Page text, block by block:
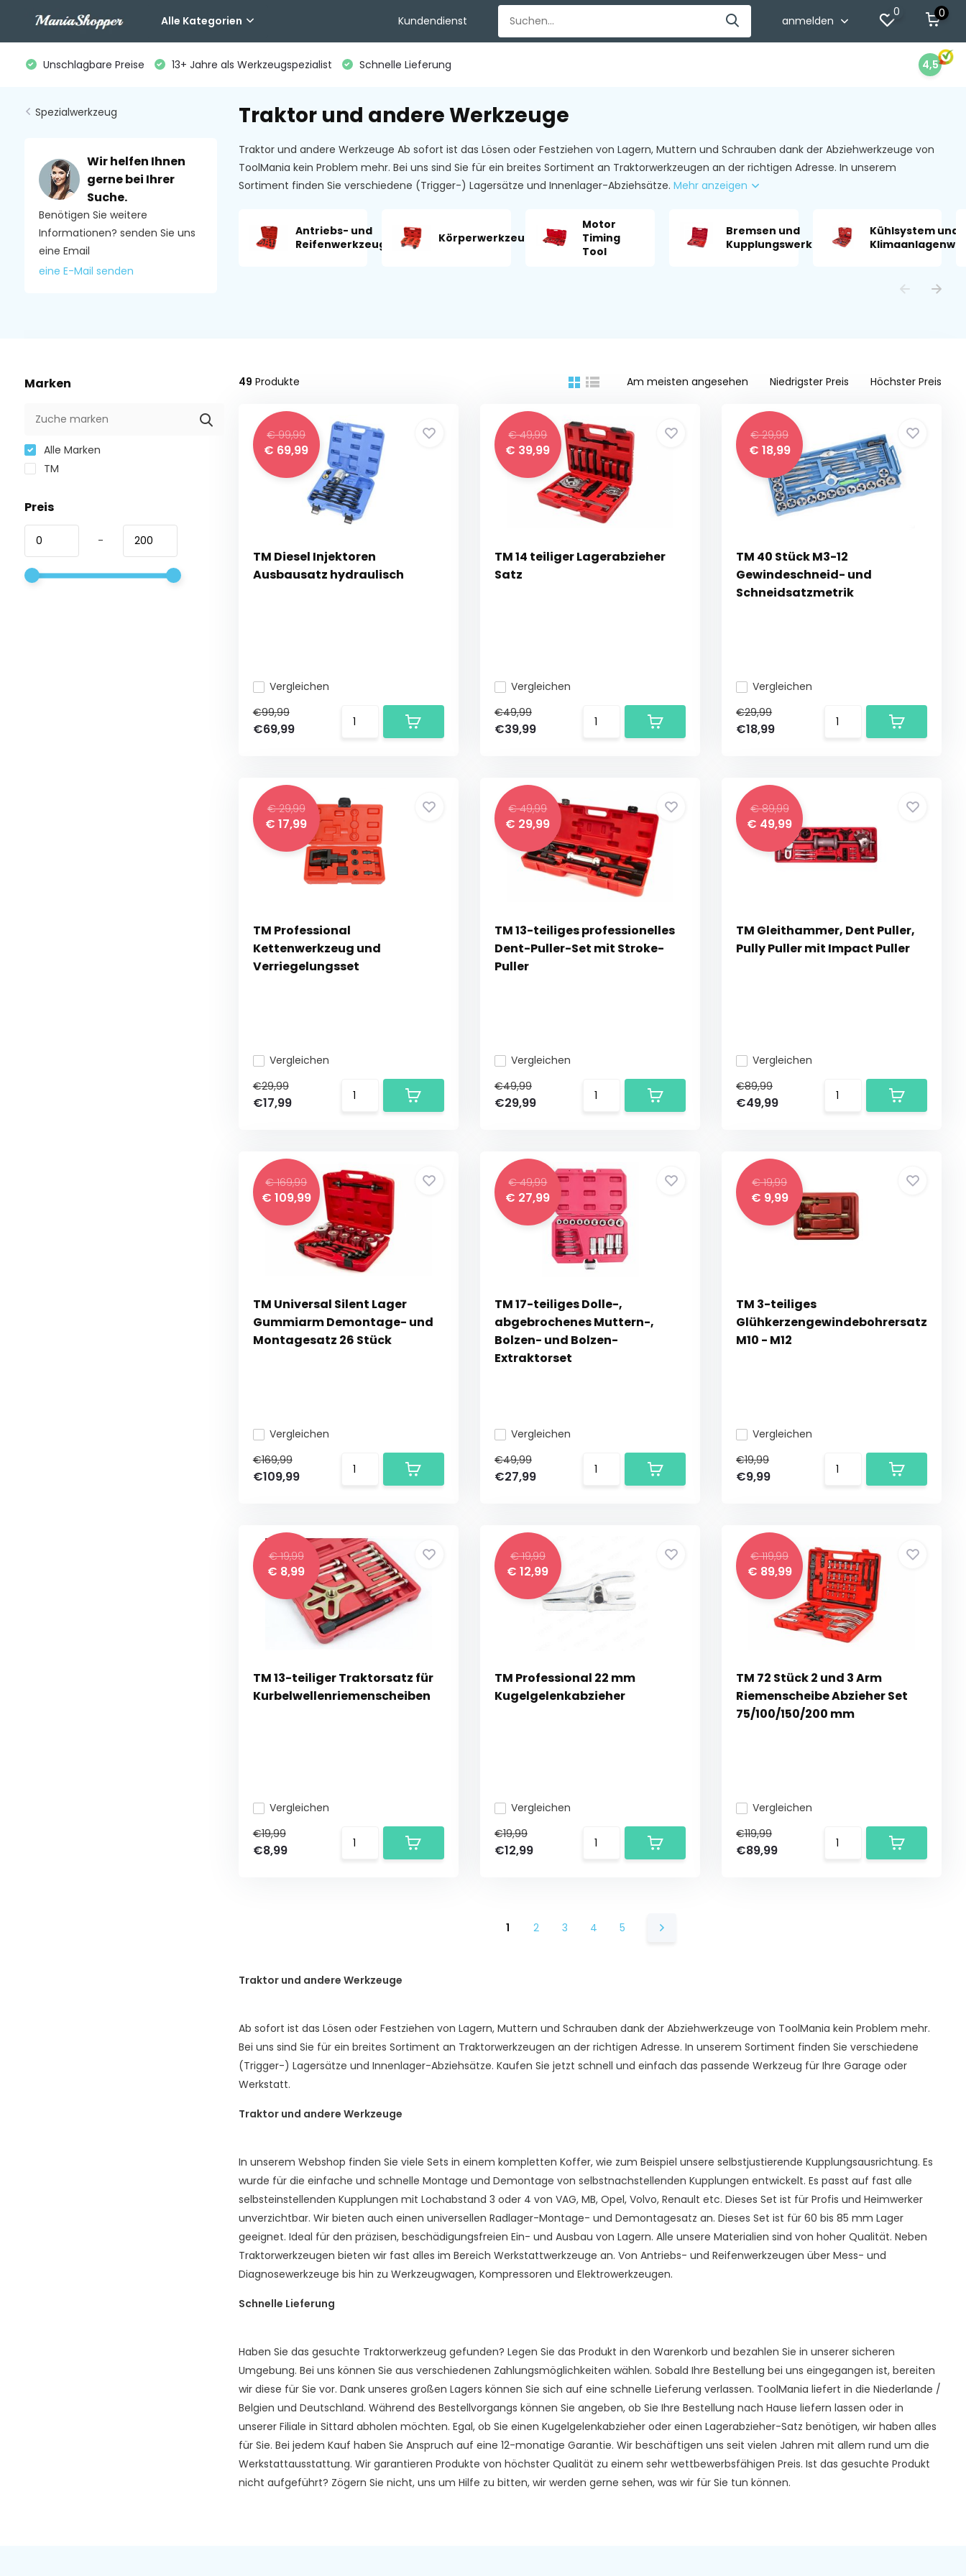
Alle Kategorien Kundendienst anmelden
0 0
Unschlagbare Preise 13+ Jahre als Werkzeugspezialist Schnelle Lieferung 4,5
Spezialwerkzeug
Wir helfen Ihnen
gerne bei Ihrer
Suche.
Benötigen Sie weitere
Informationen? senden Sie uns
eine Email
eine E-Mail senden
Traktor und andere Werkzeuge
Traktor und andere Werkzeuge Ab sofort ist das Lösen oder Festziehen von Lagern, Muttern und Schrauben dank der Abziehwerkzeuge von
ToolMania kein Problem mehr. Bei uns sind Sie für ein breites Sortiment an Traktorwerkzeugen an der richtigen Adresse. In unserem
Sortiment finden Sie verschiedene (Trigger-) Lagersätze und Innenlager-Abziehsätze. Mehr anzeigen
Antriebs- und
Reifenwerkzeuge
Körperwerkzeuge
Motor
Timing
Tool
Bremsen und
Kupplungswerkzeuge
Kühlsystem und
Marken
Alle Marken
TM
Preis
-
49 Produkte Am meisten angesehen Niedrigster Preis Höchster Preis
€ 99,99
€ 69,99
TM Diesel Injektoren
Ausbausatz hydraulisch
Vergleichen
€99,99
€69,99
€ 49,99
€ 39,99
TM 14 teiliger Lagerabzieher
Satz
Vergleichen
€49,99
€39,99
€ 29,99
€ 18,99
TM 40 Stück M3-12
Gewindeschneid- und
Schneidsatzmetrik
Vergleichen
€29,99
€18,99
€ 29,99
€ 17,99
TM Professional
Kettenwerkzeug und
Verriegelungsset
Vergleichen
€29,99
€17,99
€ 49,99
€ 29,99
TM 13-teiliges professionelles
Dent-Puller-Set mit Stroke-
Puller
Vergleichen
€49,99
€29,99
€ 89,99
€ 49,99
TM Gleithammer, Dent Puller,
Pully Puller mit Impact Puller
Vergleichen
€89,99
€49,99
€ 169,99
€ 109,99
TM Universal Silent Lager
Gummiarm Demontage- und
Montagesatz 26 Stück
Vergleichen
€169,99
€109,99
€ 49,99
€ 27,99
TM 17-teiliges Dolle-,
abgebrochenes Muttern-,
Bolzen- und Bolzen-
Extraktorset
Vergleichen
€49,99
€27,99
€ 19,99
€ 9,99
TM 3-teiliges
Glühkerzengewindebohrersatz
M10 - M12
Vergleichen
€19,99
€9,99
€ 19,99
€ 8,99
TM 13-teiliger Traktorsatz für
Kurbelwellenriemenscheiben
Vergleichen
€19,99
€8,99
€ 19,99
€ 12,99
TM Professional 22 mm
Kugelgelenkabzieher
Vergleichen
€19,99
€12,99
€ 119,99
€ 89,99
TM 72 Stück 2 und 3 Arm
Riemenscheibe Abzieher Set
75/100/150/200 mm
Vergleichen
€119,99
€89,99
1 2 3 4 5
Traktor und andere Werkzeuge
Ab sofort ist das Lösen oder Festziehen von Lagern, Muttern und Schrauben dank der Abziehwerkzeuge von ToolMania kein Problem mehr.
Bei uns sind Sie für ein breites Sortiment an Traktorwerkzeugen an der richtigen Adresse. In unserem Sortiment finden Sie verschiedene
(Trigger-) Lagersätze und Innenlager-Abziehsätze. Kaufen Sie jetzt schnell und einfach das passende Werkzeug für Ihre Garage oder
Werkstatt.
Traktor und andere Werkzeuge
In unserem Webshop finden Sie viele Sets in einem kompletten Koffer, wie zum Beispiel unsere selbstjustierende Kupplungsausrichtung. Es
wurde für die einfache und schnelle Montage und Demontage von selbstnachstellenden Kupplungen entwickelt. Es passt auf fast alle
selbsteinstellenden Kupplungen mit Lochabstand 3 oder 4 von VAG, MB, Opel, Volvo, Renault etc. Dieses Set ist für Profis und Heimwerker
unverzichtbar. Wir bieten auch einen universellen Radlager-Montage- und Demontagesatz an. Dieses Set ist für 60 bis 85 mm Lager
geeignet. Ideal für den präzisen, beschädigungsfreien Ein- und Ausbau von Lagern. Alle unsere Materialien sind von hoher Qualität. Neben
Traktorwerkzeugen bieten wir fast alles im Bereich Werkstattwerkzeuge an. Von Antriebs- und Reifenwerkzeugen über Mess- und
Diagnosewerkzeuge bis hin zu Werkzeugwagen, Kompressoren und Elektrowerkzeugen.
Schnelle Lieferung
Haben Sie das gesuchte Traktorwerkzeug gefunden? Legen Sie das Produkt in den Warenkorb und bezahlen Sie in unserer sicheren
Umgebung. Bei uns können Sie aus verschiedenen Zahlungsmöglichkeiten wählen. Sobald Ihre Bestellung bei uns eingegangen ist, bereiten
wir diese für Sie vor. Dank unseres großen Lagers können Sie sich auf eine schnelle Lieferung verlassen. ToolMania liefert in die Niederlande /
Belgien und Deutschland. Während des Bestellvorgangs können Sie angeben, ob Sie Ihre Bestellung nach Hause liefern lassen oder in
unserer Filiale in Sittard abholen möchten. Egal, ob Sie einen Kugelgelenkabzieher oder einen Lagerabzieher-Satz benötigen, wir haben alles
für Sie. Bei jedem Kauf haben Sie Anspruch auf eine 12-monatige Garantie. Wir beschäftigen uns seit vielen Jahren mit allem rund um die
Werkstattausstattung. Wir garantieren Produkte von höchster Qualität zu einem sehr wettbewerbsfähigen Preis. Ist das gesuchte Produkt
nicht aufgeführt? Zögern Sie nicht, uns um Hilfe zu bitten, wir werden gerne sehen, was wir für Sie tun können.